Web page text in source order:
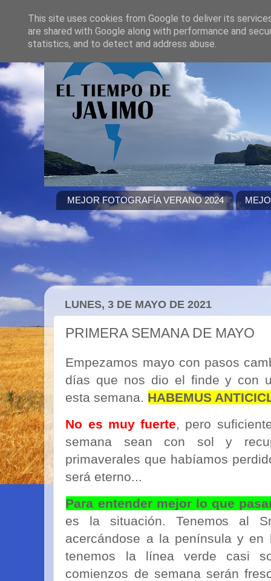
MEJOR FOTOGRAFÍA VERANO 2024
LUNES, 3 DE MAYO DE 2021
PRIMERA SEMANA DE MAYO
Empezamos mayo con pasos
días que nos dio el finde y con
esta semana. HABEMUS
No es muy fuerte, pero
semana sean con sol y
primaverales que habíamos
será eterno...
Para entender mejor lo que
es la situación. Tenemos al
acercándose a la península y
tenemos la línea verde casi
comienzos de semana serán
This site uses cookies from Google to deliver its
are shared with Google along with performance and
statistics, and to detect and address abuse.